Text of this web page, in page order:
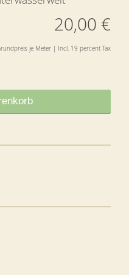
20,00 €
je Meter | Incl. 19 percent Tax